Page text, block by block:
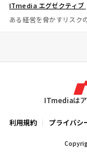
ITmedia エグゼクティブ
ある――経営を脅かすリス
ITmediaはア
利用規約 プライバシ